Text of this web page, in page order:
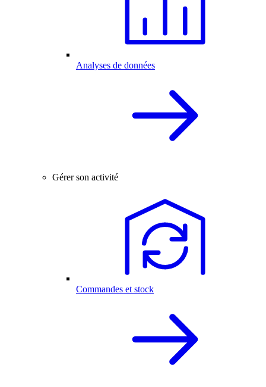
Analyses de données
Gérer son activité
Commandes et stock